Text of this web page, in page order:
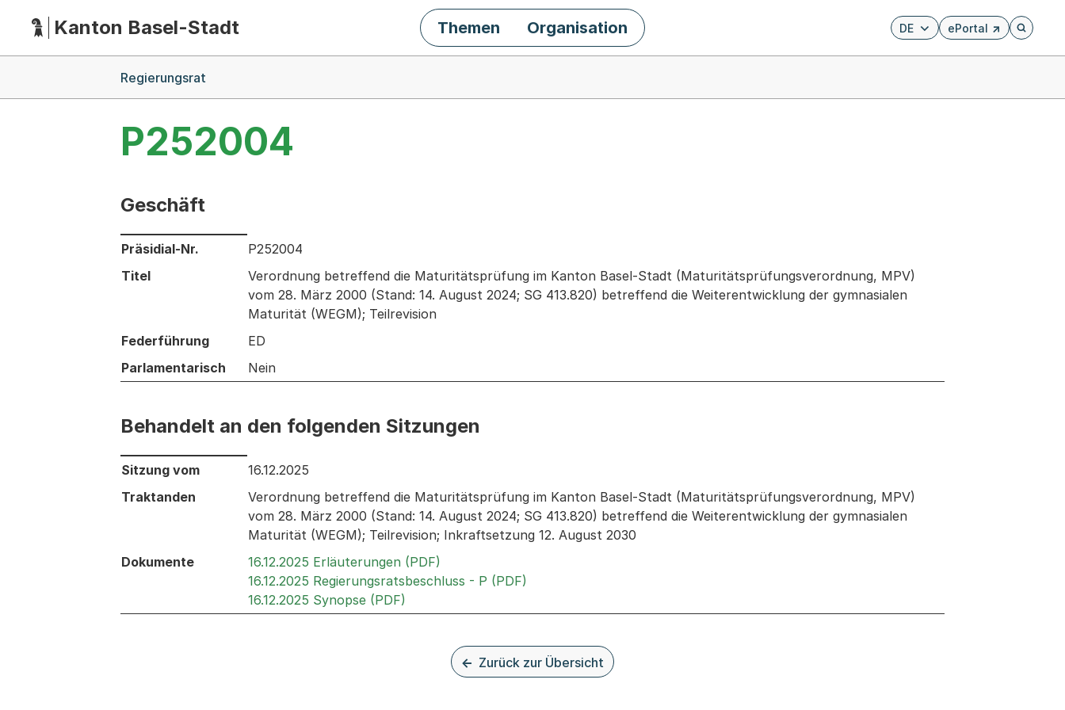
HauptnavigationKanton Basel-Stadt DE ePortal
Externer Link, wird in
Öffnet
Themen Organisation
Regierungsrat
P252004
Geschäft
Informationen zum Ausgewählten Geschäft
Präsidial-Nr.
P252004
Titel
Verordnung betreffend die Maturitätsprüfung im Kanton Basel-Stadt (Maturitätsprüfungsverordnung, MPV)
vom 28. März 2000 (Stand: 14. August 2024; SG 413.820) betreffend die Weiterentwicklung der gymnasialen
Maturität (WEGM); Teilrevision
Federführung
ED
Parlamentarisch
Nein
Behandelt an den folgenden Sitzungen
Behandelt an den folgenden Sitzungen: Informationen zu den Sitzungen zum Geschäft
Sitzung vom
16.12.2025
Traktanden
Verordnung betreffend die Maturitätsprüfung im Kanton Basel-Stadt (Maturitätsprüfungsverordnung, MPV)
vom 28. März 2000 (Stand: 14. August 2024; SG 413.820) betreffend die Weiterentwicklung der gymnasialen
Maturität (WEGM); Teilrevision; Inkraftsetzung 12. August 2030
Dokumente
16.12.2025 Erläuterungen (PDF)
16.12.2025 Regierungsratsbeschluss - P (PDF)
16.12.2025 Synopse (PDF)
Zurück zur Übersicht